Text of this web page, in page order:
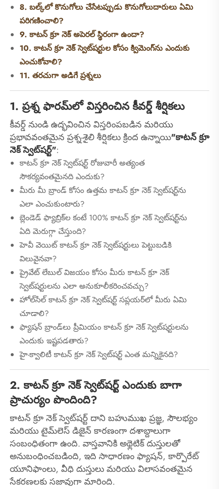
8. బల్క్‌లో కొనుగోలు చేసేటప్పుడు కొనుగోలుదారులు ఏమి
పరిగణించాలి?
9. కాటన్ క్రూ నెక్ అపెరల్ స్థిరంగా ఉందా?
10. కాటన్ క్రూ నెక్ స్వెట్‌షర్టుల కోసం క్విమెంగ్‌ను ఎందుకు
ఎంచుకోవాలి?
11. తరచుగా అడిగే ప్రశ్నలు
1. ప్రశ్న ఫారమ్‌లో విస్తరించిన కీవర్డ్ శీర్షికలు
కీవర్డ్ నుండి ఉద్భవించిన విస్తరింపబడిన మరియు
ప్రభావవంతమైన ప్రశ్న-శైలి శీర్షికలు క్రింద ఉన్నాయి"కాటన్ క్రూ
నెక్ స్వెట్‌షర్ట్":
కాటన్ క్రూ నెక్ స్వెట్‌షర్ట్ రోజువారీ అత్యంత
సౌకర్యవంతమైనది ఎందుకు?
మీరు మీ బ్రాండ్ కోసం ఉత్తమ కాటన్ క్రూ నెక్ స్వెట్‌షర్ట్‌ను
ఎలా ఎంచుకుంటారు?
బ్లెండెడ్ ఫ్యాబ్రిక్‌ల కంటే 100% కాటన్ క్రూ నెక్ స్వెట్‌షర్ట్‌ను
ఏది మెరుగ్గా చేస్తుంది?
హెవీ వెయిట్ కాటన్ క్రూ నెక్ స్వెట్‌షర్టులు పెట్టుబడికి
విలువైనవా?
ప్రైవేట్ లేబుల్ విజయం కోసం మీరు కాటన్ క్రూ నెక్
స్వెట్‌షర్టులను ఎలా అనుకూలీకరించవచ్చు?
హోల్‌సేల్ కాటన్ క్రూ నెక్ స్వెట్‌షర్ట్ సప్లయర్‌లో మీరు ఏమి
చూడాలి?
ఫ్యాషన్ బ్రాండ్‌లు ప్రీమియం కాటన్ క్రూ నెక్ స్వెట్‌షర్టులను
ఎందుకు ఇష్టపడతారు?
హై-క్వాలిటీ కాటన్ క్రూ నెక్ స్వెట్‌షర్ట్ ఎంత మన్నికైనది?
2. కాటన్ క్రూ నెక్ స్వెట్‌షర్ట్ ఎందుకు బాగా
ప్రాచుర్యం పొందింది?
కాటన్ క్రూ నెక్ స్వెట్‌షర్ట్ దాని బహుముఖ ప్రజ్ఞ, సౌలభ్యం
మరియు టైమ్‌లెస్ డిజైన్ కారణంగా దశాబ్దాలుగా
సంబంధితంగా ఉంది. వాస్తవానికి అథ్లెటిక్ దుస్తులతో
అనుబంధించబడింది, ఇది సాధారణం ఫ్యాషన్, కార్పొరేట్
యూనిఫాంలు, వీధి దుస్తులు మరియు విలాసవంతమైన
సేకరణలకు సజావుగా మారింది.